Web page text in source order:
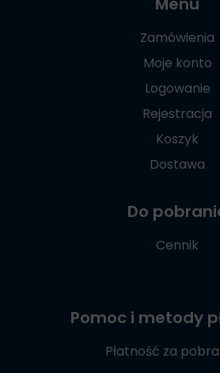
Zamówienia
Moje konto
Logowanie
Rejestracja
Koszyk
Dostawa
Do
Cennik
Pomoc i metody
Płatność za